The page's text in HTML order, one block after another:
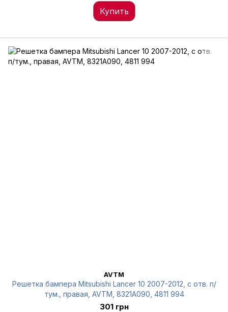
Купить
AVTM
Решетка бампера Mitsubishi Lancer 10 2007-2012, с отв. п/
тум., правая, AVTM, 8321A090, 4811 994
301 грн